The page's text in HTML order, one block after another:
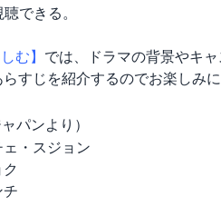
できる。
む】 では、ドラマの背景やキャ
すじを紹介するのでお楽しみに
パンより）
ェ・スジョン
チ